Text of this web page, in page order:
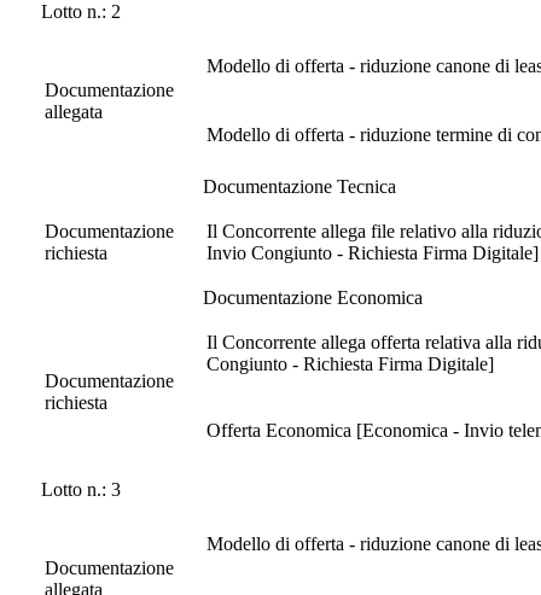
Lotto n.: 2
Documentazione
allegata
Modello di offerta - riduzione canone di
Modello di offerta - riduzione termine di
Documentazione Tecnica
Documentazione
richiesta
Il Concorrente allega file relativo alla
Invio Congiunto - Richiesta Firma Digitale]
Documentazione Economica
Documentazione
richiesta
Il Concorrente allega offerta relativa alla
Congiunto - Richiesta Firma Digitale]
Offerta Economica [Economica - Invio
Lotto n.: 3
Documentazione
allegata
Modello di offerta - riduzione canone di